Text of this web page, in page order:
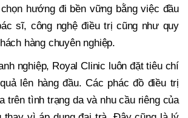
hướng đi bền vững bằng việc đầu
sĩ, công nghệ điều trị cũng như quy
hàng chuyên nghiệp.
nghiệp, Royal Clinic luôn đặt tiêu chí
lên hàng đầu. Các phác đồ điều trị
trên tình trạng da và nhu cầu riêng của